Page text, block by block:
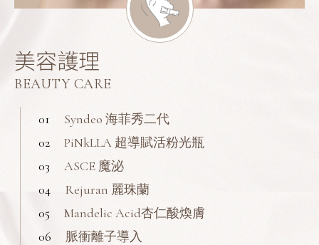
美容護理
BEAUTY CARE
01
Syndeo 海菲秀二代
02
PiNkLLA 超導賦活粉光瓶
03
ASCE 魔泌
04
Rejuran 麗珠蘭
05
Mandelic Acid杏仁酸煥膚
06
脈衝離子導入